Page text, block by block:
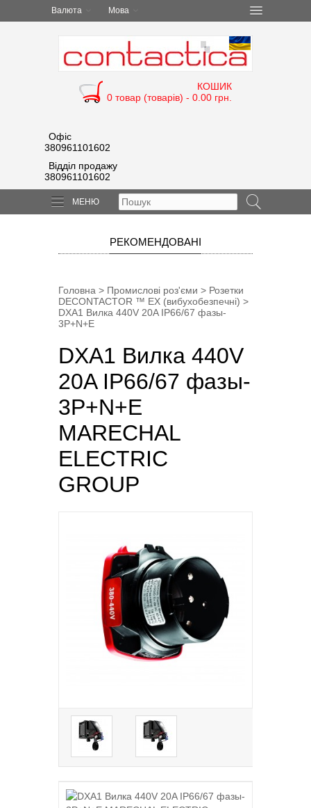
Валюта Мова
КОШИК
0 товар (товарів) - 0.00 грн.
Офіс
380961101602
Відділ продажу
380961101602
МЕНЮ
РЕКОМЕНДОВАНІ
Головна > Промислові роз'єми > Розетки
DECONTACTOR ™ EX (вибухобезпечні) >
DXA1 Вилка 440V 20A IP66/67 фазы-
3P+N+E
DXA1 Вилка 440V
20A IP66/67 фазы-
3P+N+E
MARECHAL
ELECTRIC
GROUP